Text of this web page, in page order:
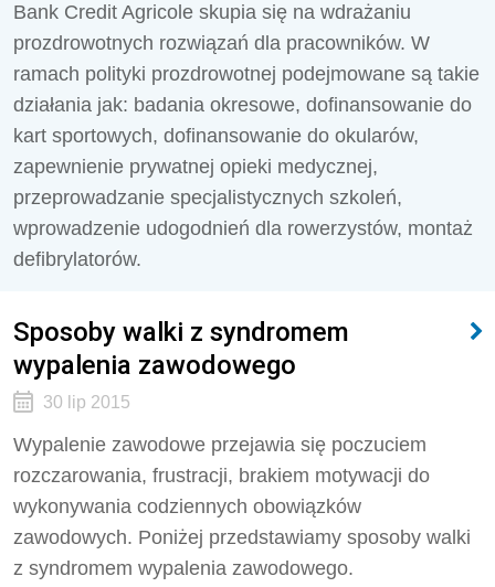
Bank Credit Agricole skupia się na wdrażaniu
prozdrowotnych rozwiązań dla pracowników. W
ramach polityki prozdrowotnej podejmowane są takie
działania jak: badania okresowe, dofinansowanie do
kart sportowych, dofinansowanie do okularów,
zapewnienie prywatnej opieki medycznej,
przeprowadzanie specjalistycznych szkoleń,
wprowadzenie udogodnień dla rowerzystów, montaż
defibrylatorów.
Sposoby walki z syndromem
wypalenia zawodowego
30 lip 2015
Wypalenie zawodowe przejawia się poczuciem
rozczarowania, frustracji, brakiem motywacji do
wykonywania codziennych obowiązków
zawodowych. Poniżej przedstawiamy sposoby walki
z syndromem wypalenia zawodowego.